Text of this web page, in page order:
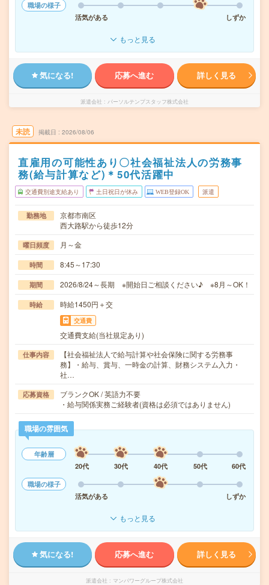
職場の様子
活気がある
しずか
もっと見る
気になる! 応募へ進む 詳しく見る
派遣会社 パーソルテンプスタッフ株式会社
未読 掲載日 2026/08/06
直雇用の可能性あり〇社会福祉法人の労務事
務(給与計算など)＊50代活躍中
交通費別途支給あり 土日祝日が休み WEB登録OK 派遣
勤務地
京都市南区
西大路駅から徒歩12分
曜日頻度 月～金
時間 8:45～17:30
期間 2026/8/24～長期 ※開始日ご相談ください♪ ※8月～OK！
時給 時給1450円＋交
交通費
交通費支給(当社規定あり)
仕事内容
【社会福祉法人で給与計算や社会保険に関する労務事
務】・給与、賞与、一時金の計算、財務システム入力・
社…
応募資格
ブランクOK / 英語力不要
・給与関係実務ご経験者(資格は必須ではありません)
職場の雰囲気
年齢層
20代
30代 40代 50代
60代
職場の様子
活気がある
しずか
もっと見る
気になる! 応募へ進む 詳しく見る
派遣会社 マンパワーグループ株式会社